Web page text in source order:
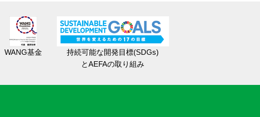
WANG基金
持続可能な開発目標(SDGs)
とAEFAの取り組み